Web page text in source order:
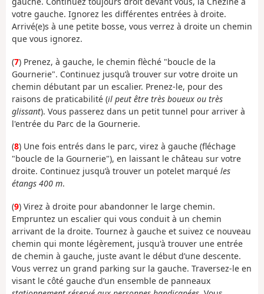
votre gauche. Ignorez les différentes entrées à droite.
Arrivé(e)s à une petite bosse, vous verrez à droite un chemin
que vous ignorez.
(7) Prenez, à gauche, le chemin flèché "boucle de la
Gournerie". Continuez jusqu’à trouver sur votre droite un
chemin débutant par un escalier. Prenez-le, pour des
raisons de praticabilité (il peut être très boueux ou très
glissant). Vous passerez dans un petit tunnel pour arriver à
l'entrée du Parc de la Gournerie.
(8) Une fois entrés dans le parc, virez à gauche (fléchage
"boucle de la Gournerie"), en laissant le château sur votre
droite. Continuez jusqu’à trouver un potelet marqué les
étangs 400 m.
(9) Virez à droite pour abandonner le large chemin.
Empruntez un escalier qui vous conduit à un chemin
arrivant de la droite. Tournez à gauche et suivez ce nouveau
chemin qui monte légèrement, jusqu'à trouver une entrée
de chemin à gauche, juste avant le début d’une descente.
Vous verrez un grand parking sur la gauche. Traversez-le en
visant le côté gauche d’un ensemble de panneaux